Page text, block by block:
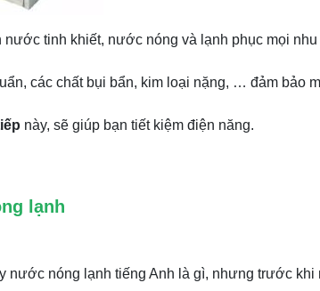
tinh khiết, nước nóng và lạnh phục mọi nhu
các chất bụi bẩn, kim loại nặng, … đảm bảo
này, sẽ giúp bạn tiết kiệm điện năng.
lạnh
nước nóng lạnh tiếng Anh là gì, nhưng trước khi